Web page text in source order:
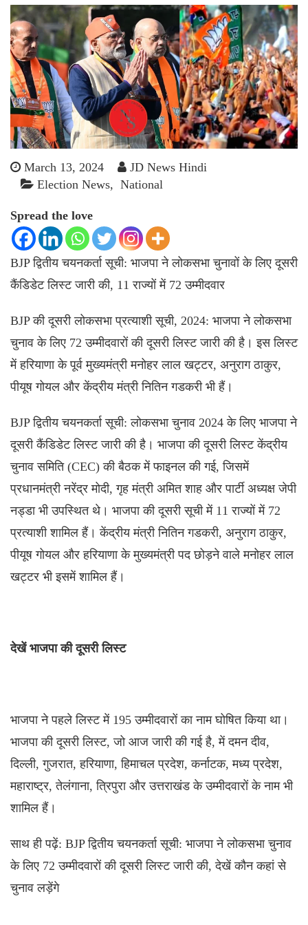
March 13, 2024
JD News Hindi
Election News
National
Spread the love
BJP द्वितीय चयनकर्ता सूची: भाजपा ने लोकसभा चुनावों के लिए दूसरी
कैंडिडेट लिस्ट जारी की, 11 राज्यों में 72 उम्मीदवार
BJP की दूसरी लोकसभा प्रत्याशी सूची, 2024: भाजपा ने लोकसभा
चुनाव के लिए 72 उम्मीदवारों की दूसरी लिस्ट जारी की है। इस लिस्ट
में हरियाणा के पूर्व मुख्यमंत्री मनोहर लाल खट्टर, अनुराग ठाकुर,
पीयूष गोयल और केंद्रीय मंत्री नितिन गडकरी भी हैं।
BJP द्वितीय चयनकर्ता सूची: लोकसभा चुनाव 2024 के लिए भाजपा ने
दूसरी कैंडिडेट लिस्ट जारी की है। भाजपा की दूसरी लिस्ट केंद्रीय
चुनाव समिति (CEC) की बैठक में फाइनल की गई, जिसमें
प्रधानमंत्री नरेंद्र मोदी, गृह मंत्री अमित शाह और पार्टी अध्यक्ष जेपी
नड्डा भी उपस्थित थे। भाजपा की दूसरी सूची में 11 राज्यों में 72
प्रत्याशी शामिल हैं। केंद्रीय मंत्री नितिन गडकरी, अनुराग ठाकुर,
पीयूष गोयल और हरियाणा के मुख्यमंत्री पद छोड़ने वाले मनोहर लाल
खट्टर भी इसमें शामिल हैं।
देखें भाजपा की दूसरी लिस्ट
भाजपा ने पहले लिस्ट में 195 उम्मीदवारों का नाम घोषित किया था।
भाजपा की दूसरी लिस्ट, जो आज जारी की गई है, में दमन दीव,
दिल्ली, गुजरात, हरियाणा, हिमाचल प्रदेश, कर्नाटक, मध्य प्रदेश,
महाराष्ट्र, तेलंगाना, त्रिपुरा और उत्तराखंड के उम्मीदवारों के नाम भी
शामिल हैं।
साथ ही पढ़ें: BJP द्वितीय चयनकर्ता सूची: भाजपा ने लोकसभा चुनाव
के लिए 72 उम्मीदवारों की दूसरी लिस्ट जारी की, देखें कौन कहां से
चुनाव लड़ेंगे